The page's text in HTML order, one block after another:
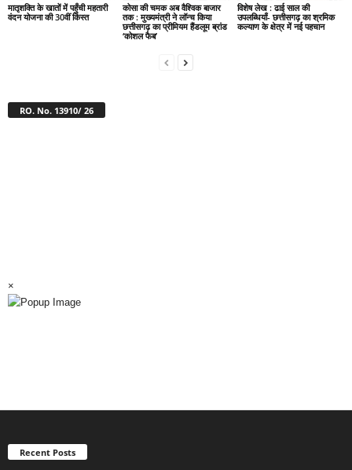
मातृशक्ति के खातों में पहुँची महतारी
वंदन योजना की 30वीं किस्त
कोसा की चमक अब वैश्विक बाजार
तक : मुख्यमंत्री ने लॉन्च किया
छत्तीसगढ़ का प्रीमियम हैंडलूम ब्रांड
‘कोशल फैब’
विशेष लेख : ढाई साल की
उपलब्धियाँ- छत्तीसगढ़ का श्रमिक
कल्याण के क्षेत्र में नई पहचान
RO. No. 13910/ 26
×
Recent Posts